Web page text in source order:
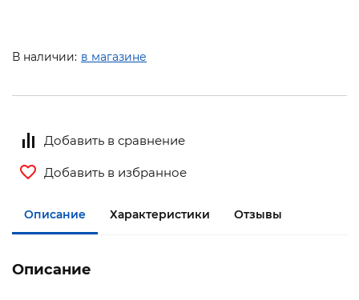
В наличии: в магазине
Добавить в сравнение
Добавить в избранное
Описание Характеристики Отзывы
Описание